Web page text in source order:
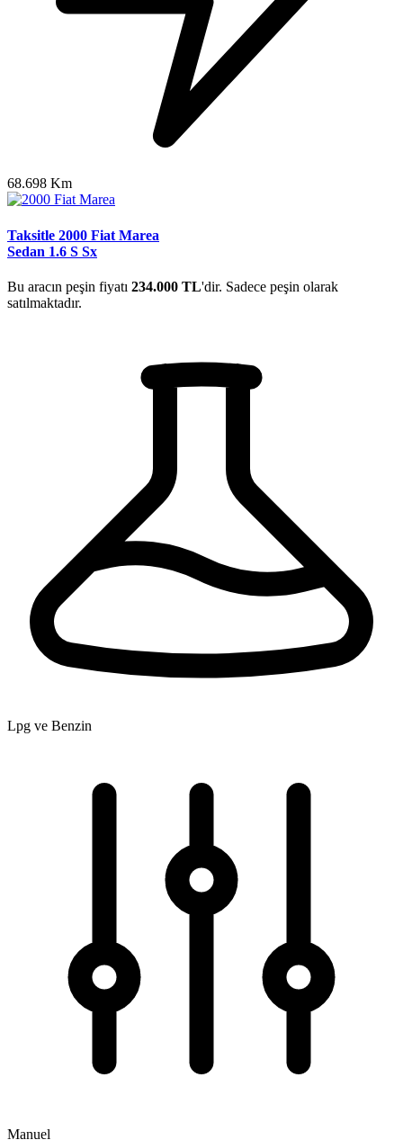
68.698 Km
Taksitle 2000 Fiat Marea
Sedan 1.6 S Sx
Bu aracın peşin fiyatı 234.000 TL'dir. Sadece peşin olarak
satılmaktadır.
Lpg ve Benzin
Manuel